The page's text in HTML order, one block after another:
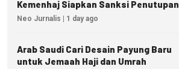
Kemenhaj Siapkan Sanksi Penutupan
Izin hingga Pidana
Neo Jurnalis | 1 day ago
Arab Saudi Cari Desain Payung Baru
untuk Jemaah Haji dan Umrah